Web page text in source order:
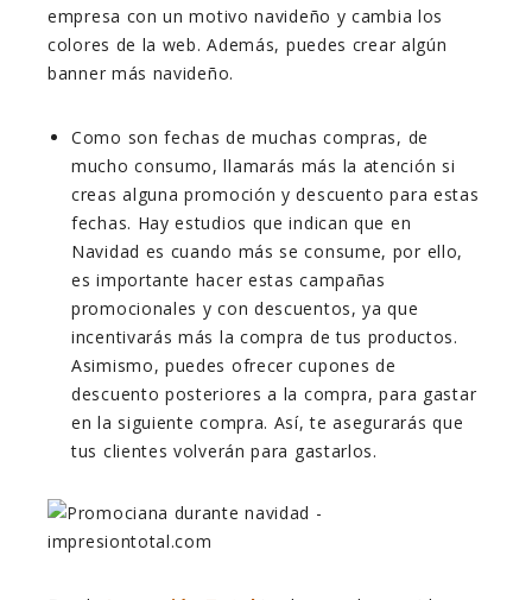
empresa con un motivo navideño y cambia los
colores de la web. Además, puedes crear algún
banner más navideño.
Como son fechas de muchas compras, de
mucho consumo, llamarás más la atención si
creas alguna promoción y descuento para estas
fechas. Hay estudios que indican que en
Navidad es cuando más se consume, por ello,
es importante hacer estas campañas
promocionales y con descuentos, ya que
incentivarás más la compra de tus productos.
Asimismo, puedes ofrecer cupones de
descuento posteriores a la compra, para gastar
en la siguiente compra. Así, te asegurarás que
tus clientes volverán para gastarlos.